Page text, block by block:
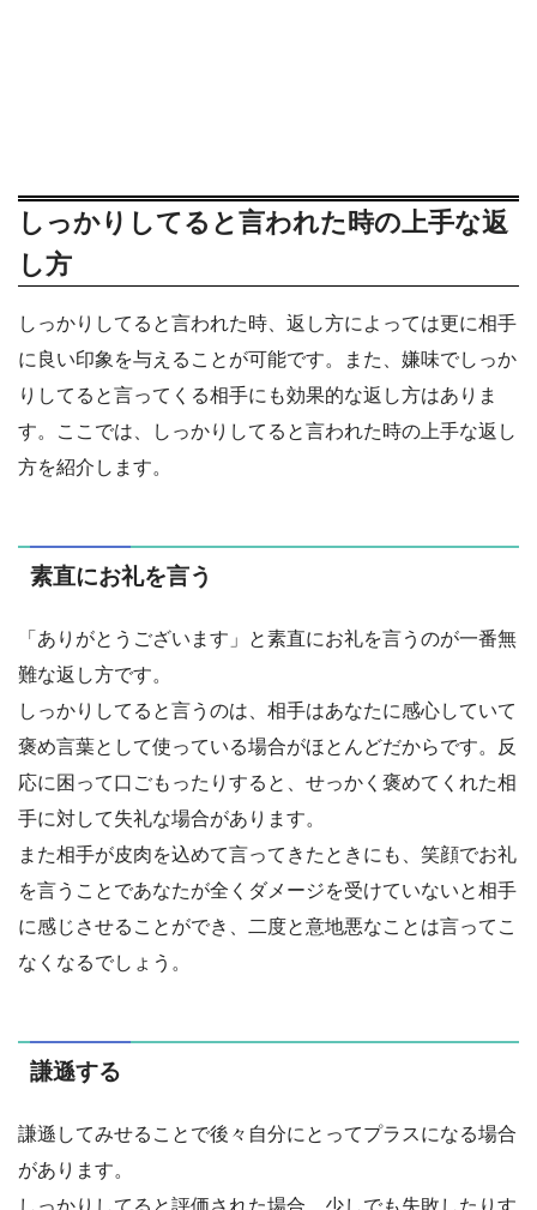
しっかりしてると言われた時の上手な返
し方
しっかりしてると言われた時、返し方によっては更に相手
に良い印象を与えることが可能です。また、嫌味でしっか
りしてると言ってくる相手にも効果的な返し方はありま
す。ここでは、しっかりしてると言われた時の上手な返し
方を紹介します。
素直にお礼を言う
「ありがとうございます」と素直にお礼を言うのが一番無
難な返し方です。
しっかりしてると言うのは、相手はあなたに感心していて
褒め言葉として使っている場合がほとんどだからです。反
応に困って口ごもったりすると、せっかく褒めてくれた相
手に対して失礼な場合があります。
また相手が皮肉を込めて言ってきたときにも、笑顔でお礼
を言うことであなたが全くダメージを受けていないと相手
に感じさせることができ、二度と意地悪なことは言ってこ
なくなるでしょう。
謙遜する
謙遜してみせることで後々自分にとってプラスになる場合
があります。